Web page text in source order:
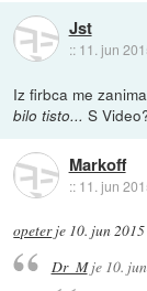
Jst
:: 11. jun
Iz firbca me
bilo tisto... S
Markoff
:: 11. jun
opeterje 10. jun
Dr_Mje 10.